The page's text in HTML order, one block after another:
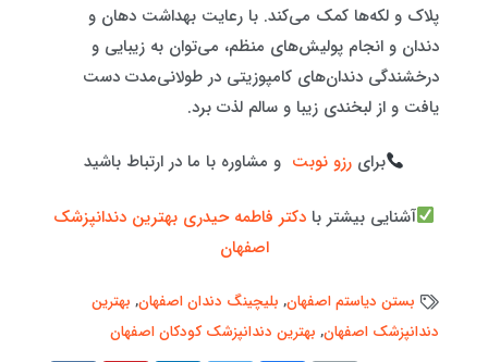
پلاک و لکه‌ها کمک می‌کند. با رعایت بهداشت دهان و
دندان و انجام پولیش‌های منظم، می‌توان به زیبایی و
درخشندگی دندان‌های کامپوزیتی در طولانی‌مدت دست
یافت و از لبخندی زیبا و سالم لذت برد.
برای رزو نوبت و مشاوره با ما در ارتباط باشید
آشنایی بیشتر بادکتر فاطمه حیدری بهترین دندانپزشک
اصفهان
بستن دیاستم اصفهان, بلیچینگ دندان اصفهان, بهترین
دندانپزشک اصفهان, بهترین دندانپزشک کودکان اصفهان